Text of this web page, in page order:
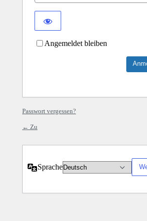
Angemeldet bleiben
Passwort vergessen?
← Zu
Sprache